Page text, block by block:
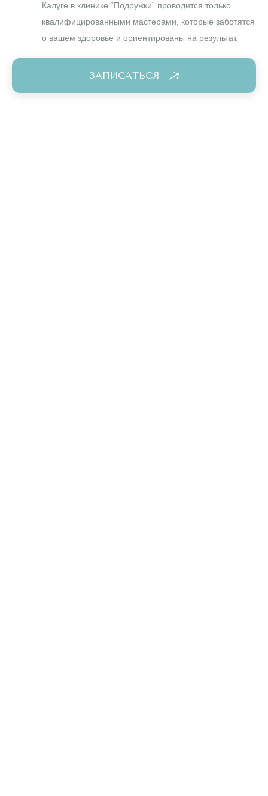
Калуге в клинике “Подружки” проводится только
квалифицированными мастерами, которые заботятся
о вашем здоровье и ориентированы на результат.
ЗАПИСАТЬСЯ